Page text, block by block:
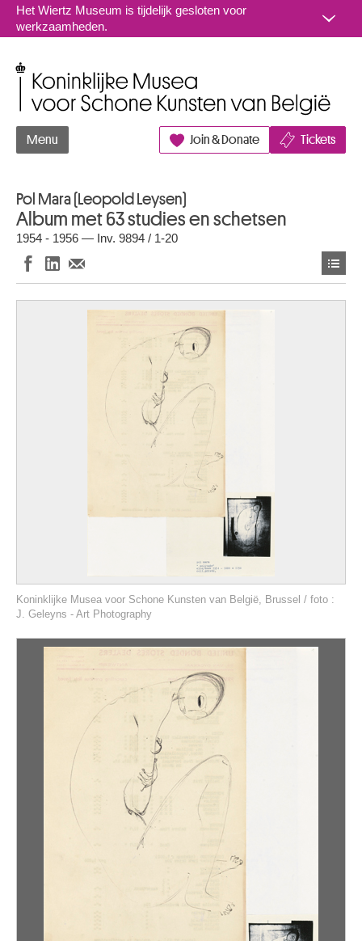
Naar inhoud
Het Wiertz Museum is tijdelijk gesloten voor
werkzaamheden.
Menu Join & Donate Tickets
Pol Mara (Leopold Leysen)
Album met 63 studies en schetsen
1954 - 1956 — Inv. 9894 / 1-20
Koninklijke Musea voor Schone Kunsten van België, Brussel / foto :
J. Geleyns - Art Photography